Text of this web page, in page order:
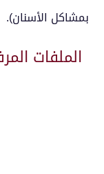
بمشاكل الأسنان).
الملفات